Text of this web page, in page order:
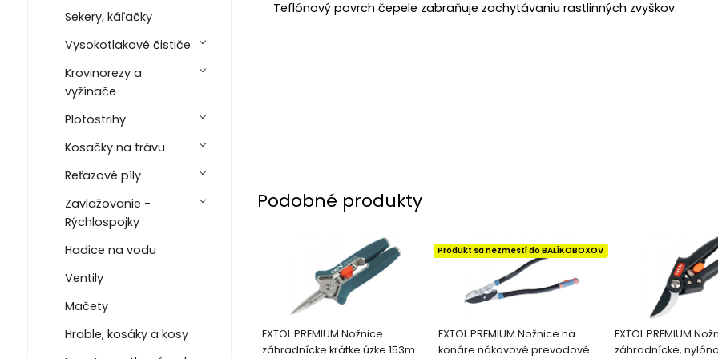
Sekery, káľačky
Vysokotlakové čističe
Krovinorezy a
vyžínače
Plotostrihy
Kosačky na trávu
Reťazové píly
Zavlažovanie -
Rýchlospojky
Hadice na vodu
Ventily
Mačety
Hrable, kosáky a kosy
Teflónový povrch čepele zabraňuje zachytávaniu rastlinných zvyškov.
Podobné produkty
EXTOL PREMIUM Nožnice
záhradnícke krátke úzke 153mm
EXTOL PREMIUM Nožnice na
konáre nákovové prevodové
Produkt sa nezmestí do BALÍKOBOXOV
EXTOL PREMIUM
záhradnícke,